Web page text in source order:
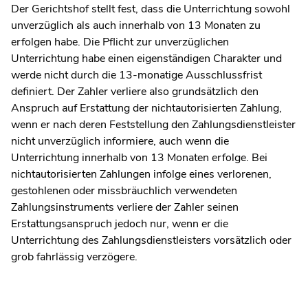
Der Gerichtshof stellt fest, dass die Unterrichtung sowohl
unverzüglich als auch innerhalb von 13 Monaten zu
erfolgen habe. Die Pflicht zur unverzüglichen
Unterrichtung habe einen eigenständigen Charakter und
werde nicht durch die 13-monatige Ausschlussfrist
definiert. Der Zahler verliere also grundsätzlich den
Anspruch auf Erstattung der nichtautorisierten Zahlung,
wenn er nach deren Feststellung den Zahlungsdienstleister
nicht unverzüglich informiere, auch wenn die
Unterrichtung innerhalb von 13 Monaten erfolge. Bei
nichtautorisierten Zahlungen infolge eines verlorenen,
gestohlenen oder missbräuchlich verwendeten
Zahlungsinstruments verliere der Zahler seinen
Erstattungsanspruch jedoch nur, wenn er die
Unterrichtung des Zahlungsdienstleisters vorsätzlich oder
grob fahrlässig verzögere.